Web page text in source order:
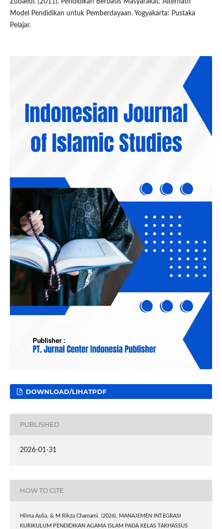
Zubaedi. (2011). Pendidikan Berbasis Masyarakat: Alternatif
Model Pendidikan untuk Pemberdayaan. Yogyakarta: Pustaka
Pelajar.
DOWNLOAD/LIHATPDF
PUBLISHED
2026-01-31
HOW TO CITE
Hilma Aulia, & M Rikza Chamami. (2026). MANAJEMEN INTEGRASI
KURIKULUM PENDIDIKAN AGAMA ISLAM PADA KELAS TAKHASSUS